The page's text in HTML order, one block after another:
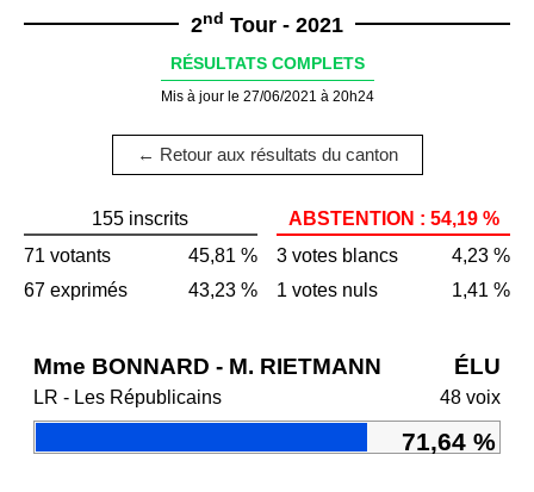
2nd Tour - 2021
RÉSULTATS COMPLETS
Mis à jour le 27/06/2021 à 20h24
← Retour aux résultats du canton
155 inscrits
71 votants
45,81 %
67 exprimés
43,23 %
ABSTENTION : 54,19 %
3 votes blancs
4,23 %
1 votes nuls
1,41 %
Mme BONNARD - M. RIETMANN ÉLU
LR - Les Républicains 48 voix
71,64 %